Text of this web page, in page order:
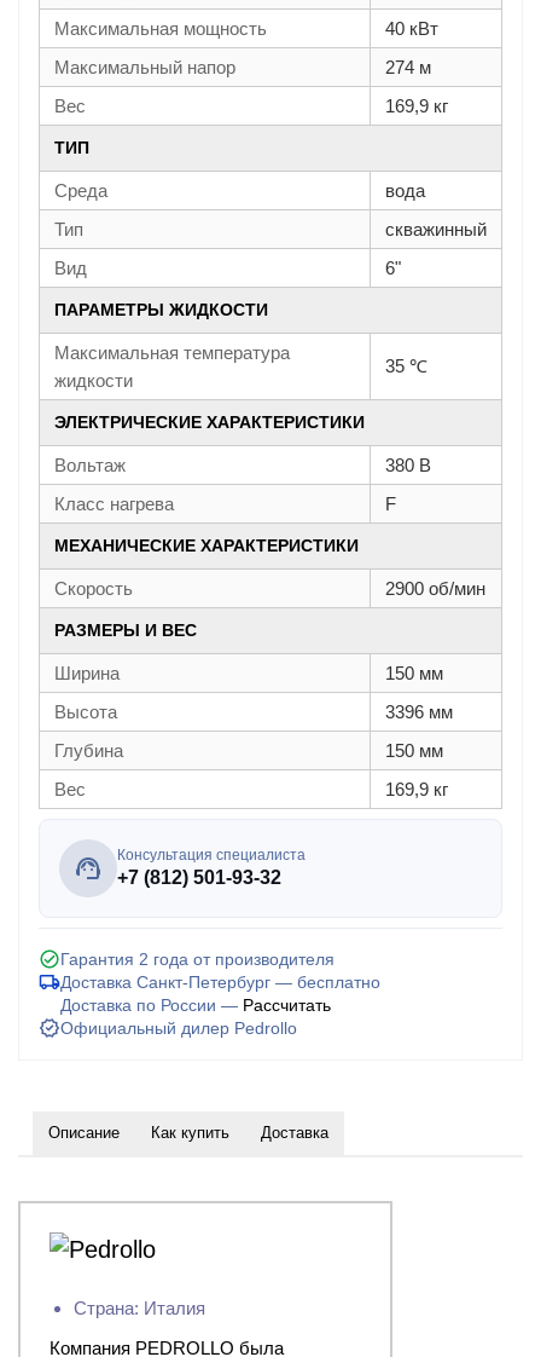
Максимальная мощность
40 кВт
Максимальный напор
274 м
Вес
169,9 кг
ТИП
Среда
вода
Тип
скважинный
Вид
6"
ПАРАМЕТРЫ ЖИДКОСТИ
Максимальная температура
жидкости
35 ℃
ЭЛЕКТРИЧЕСКИЕ ХАРАКТЕРИСТИКИ
Вольтаж
380 В
Класс нагрева
F
МЕХАНИЧЕСКИЕ ХАРАКТЕРИСТИКИ
Скорость 2900 об/мин
РАЗМЕРЫ И ВЕС
Ширина
150 мм
Высота
3396 мм
Глубина
150 мм
Вес
169,9 кг
Консультация специалиста
+7 (812) 501-93-32
Гарантия 2 года от производителя
Доставка Санкт-Петербург — бесплатно
Доставка по России — Рассчитать
Официальный дилер Pedrollo
Описание Как купить Доставка
Страна: Италия
Компания PEDROLLO была